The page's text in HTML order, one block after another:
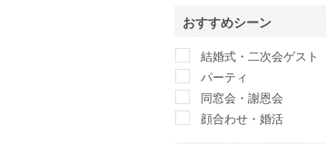
Another Edition
anuans
anySiS
Apploberry 東京ソワール
Apuweiser-riche
おすすめシーン
結婚式・二次会ゲスト
パーティ
同窓会・謝恩会
顔合わせ・婚活